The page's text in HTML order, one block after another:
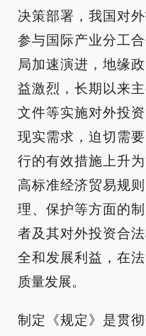
决策部署，我国对
参与国际产业分工
局加速演进，地缘
益激烈，长期以来
文件等实施对外投
现实需求，迫切需
行的有效措施上升
高标准经济贸易规
理、保护等方面的
者及其对外投资合
全和发展利益，在
质量发展。
制定《规定》是贯